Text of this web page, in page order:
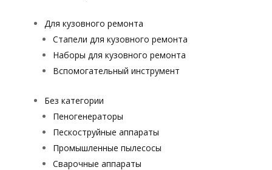
Для кузовного ремонта
Стапели для кузовного ремонта
Наборы для кузовного ремонта
Вспомогательный инструмент
Без категории
Пеногенераторы
Пескоструйные аппараты
Промышленные пылесосы
Сварочные аппараты